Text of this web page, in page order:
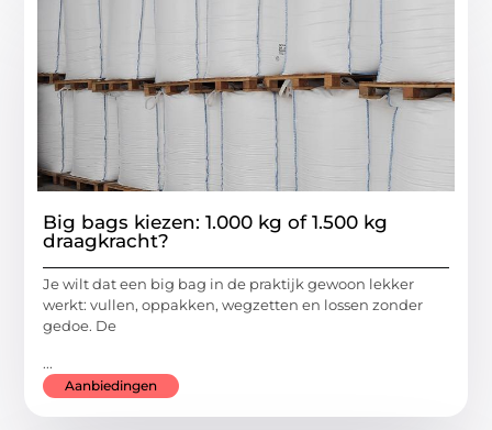
Big bags kiezen: 1.000 kg of 1.500 kg
draagkracht?
Je wilt dat een big bag in de praktijk gewoon lekker
werkt: vullen, oppakken, wegzetten en lossen zonder
gedoe. De
...
Aanbiedingen